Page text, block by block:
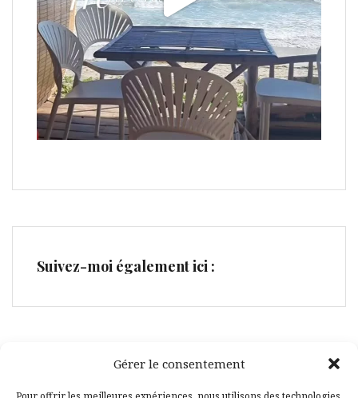
Gérer le consentement
Suivez-moi également ici :
Facebook
Pinterest